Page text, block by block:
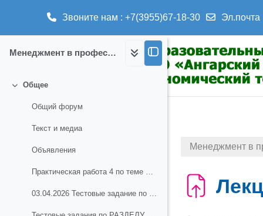
Перейти к основному содержанию
Звоните нам : +7(3955)67-18-30
Менеджмент в профессиональной деятельности
Свернуть
Общее
Общий форум
Текст и медиа
Объявления
Практическая работа 4 по теме Функция мотивации
03.04.2026 Тестовые задание по теме Планирование, Организация, Мотивация
Менеджмент в